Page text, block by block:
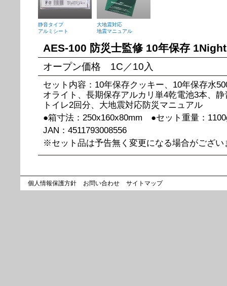
静音タイプ
アルミシート
大地震対応
地震マニュアル
AES-100 防災士監修 10年保存
オープン価格 1C／10入
セット内容：10年保存クッキー、10年保存水
オライト、長期保存アルカリ単4乾電池3本、
トイレ2回分、大地震対応防災マニュアル
●箱寸法：250x160x80mm ●セット重量：
JAN：4511793008556
※セット品は予告無く変更になる場合がござい
個人情報保護方針 お問い合わせ サイトマップ